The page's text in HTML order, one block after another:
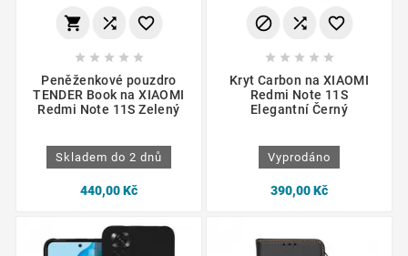
  
    
Peněženkové pouzdro
TENDER Book na XIAOMI
Redmi Note 11S Zelený
Skladem do 2 dnů
440,00 Kč
  
    
Kryt Carbon na XIAOMI
Redmi Note 11S
Elegantní Černý
Vyprodáno
390,00 Kč